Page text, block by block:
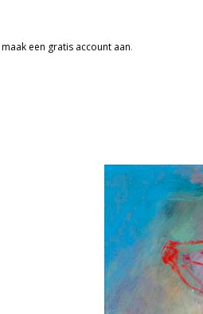
maak een gratis account aan.